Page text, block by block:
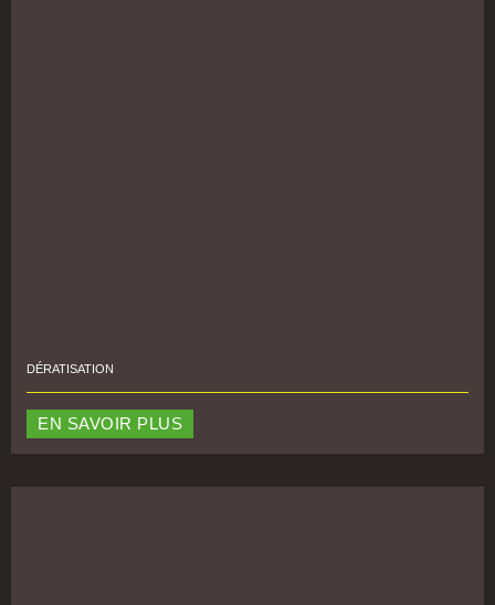
DÉRATISATION
EN SAVOIR PLUS